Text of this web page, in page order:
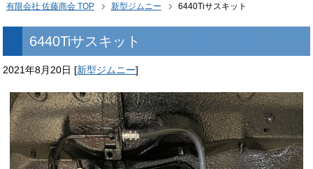
有限会社 佐藤商会 TOP 新型ジムニー 6440Tiサスキット
6440Tiサスキット
2021年8月20日 [新型ジムニー]